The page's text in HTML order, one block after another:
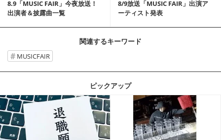
8.9「MUSIC FAIR」今夜放送！
出演者＆披露曲一覧
8/9放送「MUSIC FAIR」出演ア
ーティスト発表
関連するキーワード
MUSICFAIR
ピックアップ
記事を読む